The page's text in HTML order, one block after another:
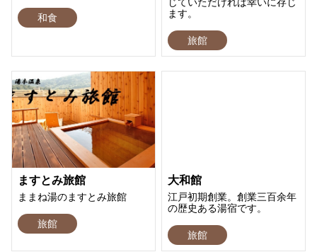
和食
ます。
旅館
ますとみ旅館
ままね湯のますとみ旅館
旅館
大和館
江戸初期創業。創業三百余年
の歴史ある湯宿です。
旅館